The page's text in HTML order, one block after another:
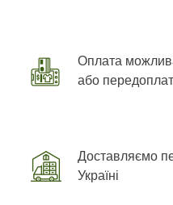
Оплата
або
Доставляємо
Україні